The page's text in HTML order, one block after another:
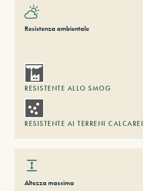
Resistenza ambientale
RESISTENTE ALLO SMOG
RESISTENTE AI TERRENI CALCAREI
Altezza massima